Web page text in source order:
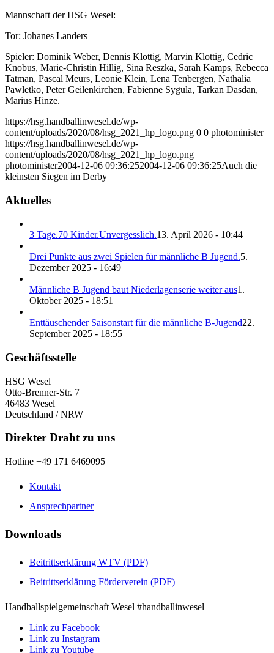
Mannschaft der HSG Wesel:
Tor: Johanes Landers
Spieler: Dominik Weber, Dennis Klottig, Marvin Klottig, Cedric
Knobus, Marie-Christin Hillig, Sina Reszka, Sarah Kamps, Rebecca
Tatman, Pascal Meurs, Leonie Klein, Lena Tenbergen, Nathalia
Pawletko, Peter Geilenkirchen, Fabienne Sygula, Tarkan Dasdan,
Marius Hinze.
https://hsg.handballinwesel.de/wp-
content/uploads/2020/08/hsg_2021_hp_logo.png 0 0 photominister
https://hsg.handballinwesel.de/wp-
content/uploads/2020/08/hsg_2021_hp_logo.png
photominister2004-12-06 09:36:252004-12-06 09:36:25Auch die
kleinsten Siegen im Derby
Aktuelles
3 Tage.70 Kinder.Unvergesslich.13. April 2026 - 10:44
Drei Punkte aus zwei Spielen für männliche B Jugend.5.
Dezember 2025 - 16:49
Männliche B Jugend baut Niederlagenserie weiter aus1.
Oktober 2025 - 18:51
Enttäuschender Saisonstart für die männliche B-Jugend22.
September 2025 - 18:55
Geschäftsstelle
HSG Wesel
Otto-Brenner-Str. 7
46483 Wesel
Deutschland / NRW
Direkter Draht zu uns
Hotline +49 171 6469095
Kontakt
Ansprechpartner
Downloads
Beitrittserklärung WTV (PDF)
Beitrittserklärung Förderverein (PDF)
Handballspielgemeinschaft Wesel #handballinwesel
Link zu Facebook
Link zu Instagram
Link zu Youtube